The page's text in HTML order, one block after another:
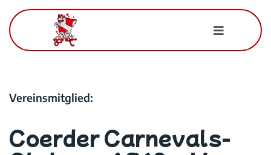
Zum
Inhalt
springen
Toggle
Der BWK
Kontakt
Vereinsmitglied:
Coerder Carnevals-